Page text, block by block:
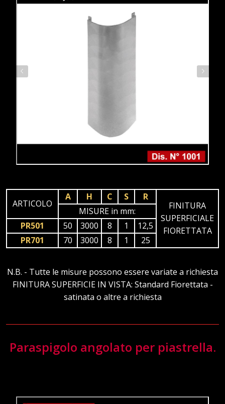
ARTICOLO
A H C S
R
FINITURA
SUPERFICIALE
FIORETTATA
MISURE in mm:
PR501
50 3000 8 1
12,5
PR701
70 3000 8 1 25
N.B. - Tutte le misure possono essere variate a richiesta
FINITURA SUPERFICIE IN VISTA: Standard Fiorettata -
satinata o altre a richiesta
Paraspigolo angolato per piastrella.